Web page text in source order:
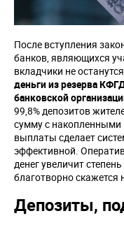
После вступления
банков, являющихся
вкладчики не
деньги из резерва
банковской
99,8% депозитов
сумму с накопленными
выплаты сделает
эффективной.
денег увеличит
благотворно скажется
Депозиты,